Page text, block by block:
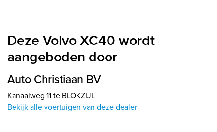
Deze Volvo XC40 wordt
aangeboden door
Auto Christiaan BV
Kanaalweg 11 te BLOKZIJL
Bekijk alle voertuigen van deze dealer